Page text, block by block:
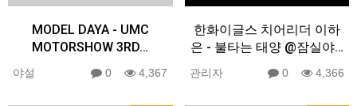
MODEL DAYA - UMC
MOTORSHOW 3RD…
야설 0 4,367
한화이글스 치어리더 이하
은 - 불타는 태양 @잠실야…
관리자 0 4,366